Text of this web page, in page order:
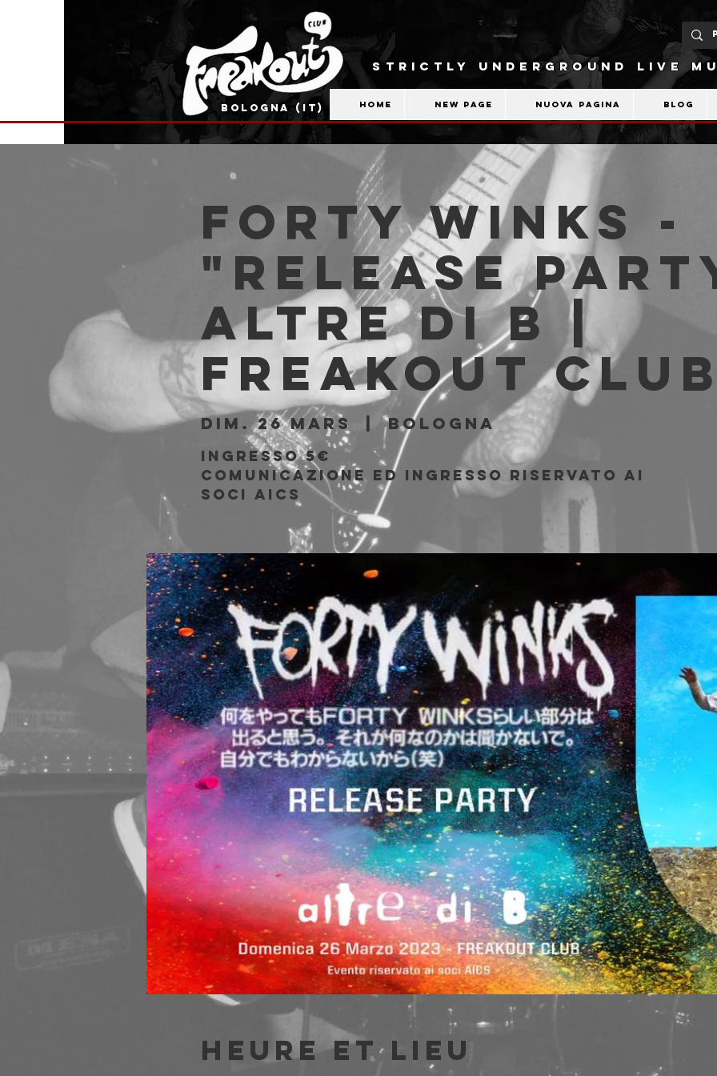
BOLOGNA (IT)
STRICTLY UNDERGROUND LIVE
Home New Page Nuova pagina Blog
Forty Winks -
"Release
Altre di B |
Freakout
dim. 26 mars
  |
Bologna
Ingresso 5€
comunicazione ed ingresso riservato ai
soci Aics
Heure et lieu